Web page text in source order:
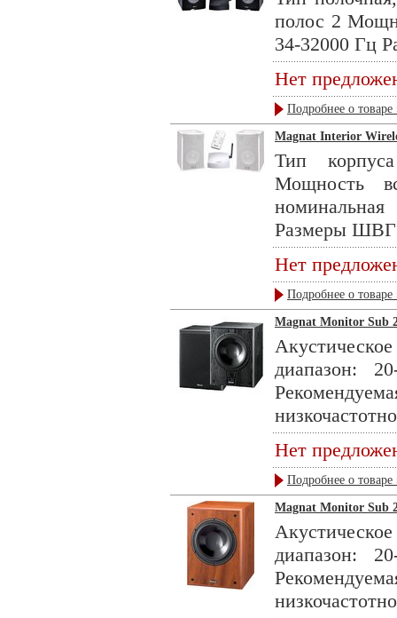
полос 2
34-32000 Гц
Нет
Подробнее о товаре
Magnat Interior
Тип
Мощность
Размеры ШВГ
Нет
Подробнее о товаре
Magnat Monitor Sub
диапазон:
Нет
Подробнее о товаре
Magnat Monitor Sub
диапазон: